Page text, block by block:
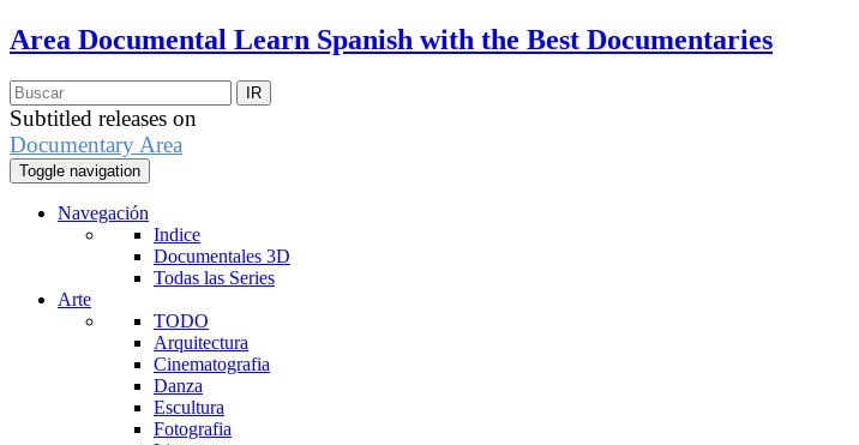
Area Documental Learn Spanish with the Best Documentaries
Subtitled releases on
Documentary Area
Toggle navigation
Navegación
Indice
Documentales 3D
Todas las Series
Arte
TODO
Arquitectura
Cinematografia
Danza
Escultura
Fotografia